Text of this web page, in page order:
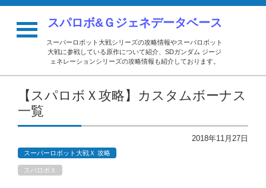
スパロボ&Ｇジェネデータベース
スーパーロボット大戦シリーズの攻略情報やスーパロボット
大戦に参戦している原作について紹介、SDガンダム ジージ
ェネレーションシリーズの攻略情報も紹介しております。
【スパロボＸ攻略】カスタムボーナス
一覧
2018年11月27日
スーパーロボット大戦Ｘ 攻略
スパロボＸ